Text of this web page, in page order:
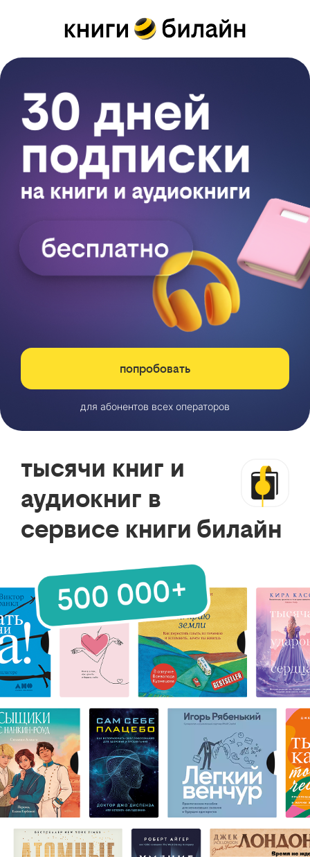
попробовать
для абонентов всех операторов
тысячи книг и
аудиокниг в
сервисе книги билайн